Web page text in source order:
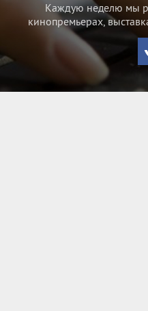
Каждую неделю мы
кинопремьерах,